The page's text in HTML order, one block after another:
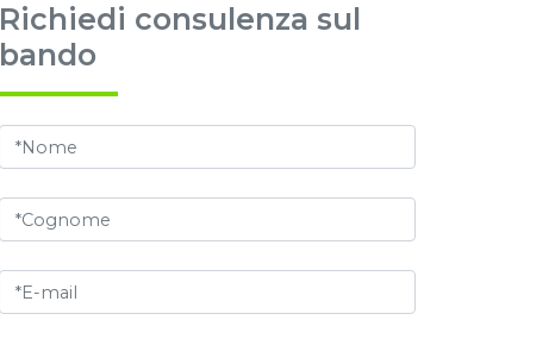
Richiedi consulenza sul
bando